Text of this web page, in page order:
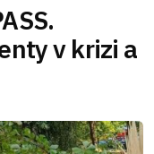
v krizi a